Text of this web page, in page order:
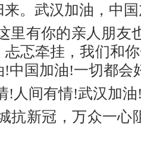
来。武汉加油，中
有你的亲人朋友
忐忑牵挂，我们和
!中国加油!一切都会
间有情!武汉加油
新冠，万众一心